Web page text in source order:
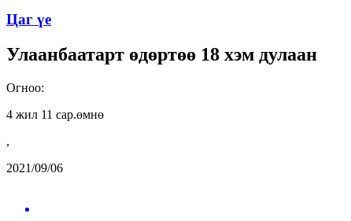
Цаг үе
Улаанбаатарт өдөртөө 18 хэм дулаан
Огноо:
4 жил 11 сар.өмнө
,
2021/09/06